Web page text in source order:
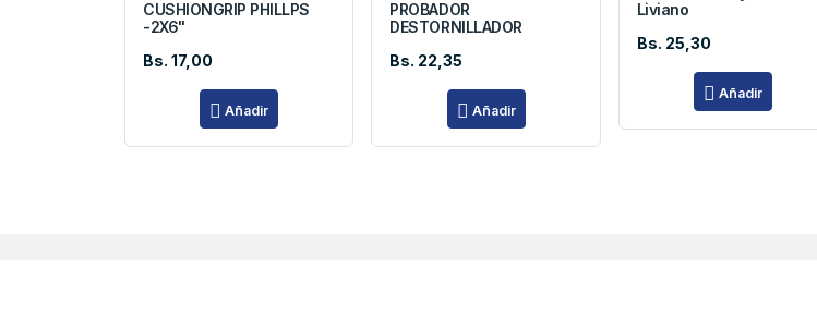
CUSHIONGRIP PHILLPS
-2X6"
Bs. 17,00
Añadir
PROBADOR
DESTORNILLADOR
Bs. 22,35
Añadir
Liviano
Bs. 25,30
Añadir